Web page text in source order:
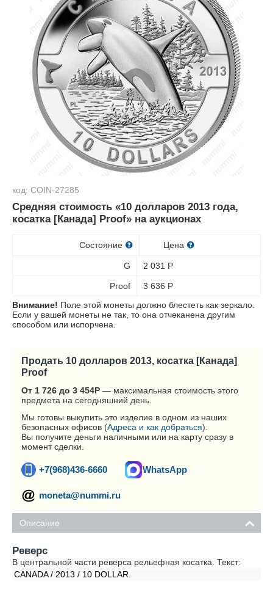
код: COIN-27285
Средняя стоимость «10 долларов 2013 года,
косатка [Канада] Proof» на аукционах
Состояние Цена
G 2 031 Р
Proof 3 636 Р
Внимание! Поле этой монеты должно блестеть как зеркало.
Если у вашей монеты не так, то она отчеканена другим
способом или испорчена.
Продать 10 долларов 2013, косатка [Канада]
Proof
От 1 726 до 3 454Р — максимальная стоимость этого
предмета на сегодняшний день.
Мы готовы выкупить это изделие в одном из наших
безопасных офисов (Адреса и как добраться).
Вы получите деньги наличными или на карту сразу в
момент сделки.
+7(968)436-6660 WhatsApp
moneta@nummi.ru
Описание
Реверс
В центральной части реверса рельефная косатка. Текст:
CANADA / 2013 / 10 DOLLAR.